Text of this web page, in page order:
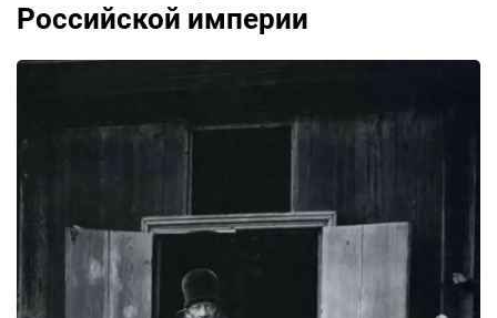
Российской империи